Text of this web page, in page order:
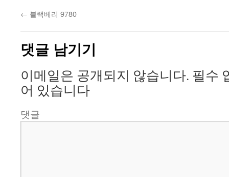
← 블랙베리 9780
댓글 남기기
이메일은 공개되지 않습니다. 필수
어 있습니다
댓글